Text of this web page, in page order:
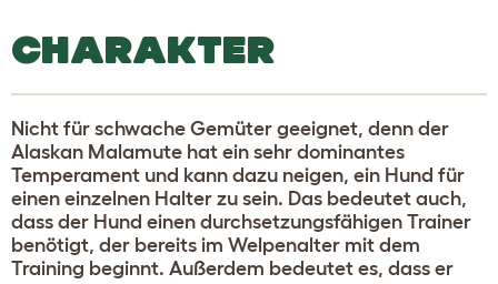
CHARAKTER
Nicht für schwache Gemüter geeignet, denn der
Alaskan Malamute hat ein sehr dominantes
Temperament und kann dazu neigen, ein Hund für
einen einzelnen Halter zu sein. Das bedeutet auch,
dass der Hund einen durchsetzungsfähigen Trainer
benötigt, der bereits im Welpenalter mit dem
Training beginnt. Außerdem bedeutet es, dass er